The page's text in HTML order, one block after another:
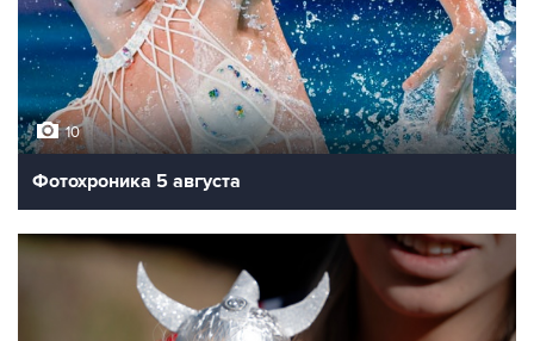
10
Фотохроника 5 августа